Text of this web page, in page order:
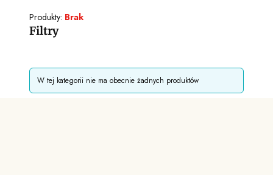
Produkty: Brak
Filtry
Koniec filtrów
Lista produktów
W tej kategorii nie ma obecnie żadnych produktów